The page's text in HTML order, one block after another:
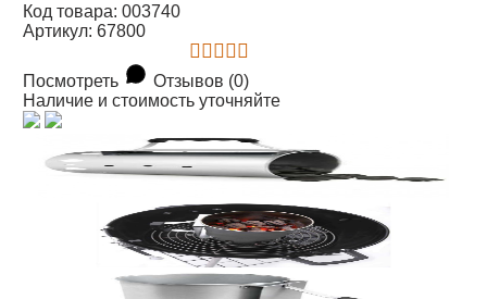
Код товара: 003740
Артикул: 67800
Посмотреть
Отзывов (0)
Наличие и стоимость уточняйте